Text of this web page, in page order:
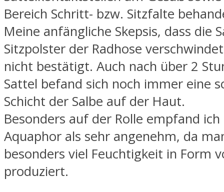
Bereich Schritt- bzw. Sitzfalte
Meine anfängliche Skepsis, dass die
Sitzpolster der Radhose
nicht bestätigt. Auch nach über 2
Sattel befand sich noch immer eine
Schicht der Salbe auf der Haut.
Besonders auf der Rolle empfand
Aquaphor als sehr angenehm, da
besonders viel Feuchtigkeit in Form
produziert.